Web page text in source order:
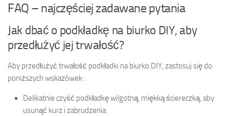
FAQ – najczęściej zadawane pytania
Jak dbać o podkładkę na biurko DIY, aby
przedłużyć jej trwałość?
Aby przedłużyć trwałość podkładki na biurko DIY, zastosuj się do
poniższych wskazówek:
Delikatnie czyść podkładkę wilgotną, miękką ściereczką, aby
usunąć kurz i zabrudzenia.